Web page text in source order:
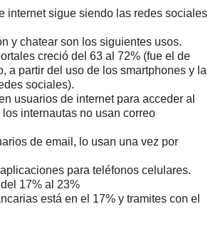
internet sigue siendo las redes sociales
y chatear son los siguientes usos.
creció del 63 al 72% (fue el de
a partir del uso de los smartphones y la
sociales).
usuarios de internet para acceder al
internautas no usan correo
de email, lo usan una vez por
para teléfonos celulares.
17% al 23%
está en el 17% y tramites con el